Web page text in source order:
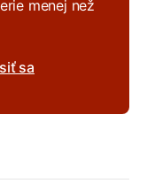
menej než
sa